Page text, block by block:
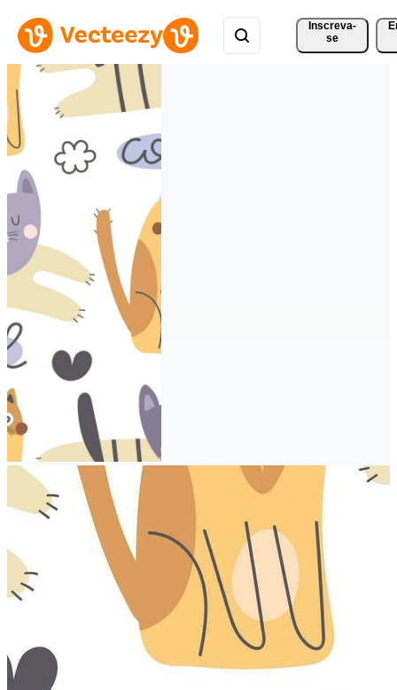
Inscreva-
se